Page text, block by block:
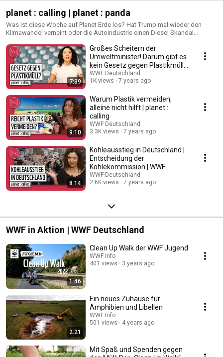
planet : calling | planet : panda
Was ist diese Woche auf Planet Erde los? Hat Trump mal wieder den
Klimawandel verneint oder die Autoindustrie einen Diesel Skandal
gewildert?
7:39
Großes Scheitern der
Umweltminister! Darum gibt es
kein Gesetz gegen Plastikmüll
in den Meeren
WWF Deutschland
1K views
7 years ago
9:10
Warum Plastik vermeiden,
alleine nicht hilft | planet :
calling
WWF Deutschland
3.3K views
7 years ago
8:14
Kohleausstieg in Deutschland |
Entscheidung der
Kohlekommission | WWF
Deutschland
WWF Deutschland
2.6K views
7 years ago
WWF in Aktion | WWF Deutschland
1:46
Clean Up Walk der WWF Jugend
WWF Info
401 views
3 years ago
2:21
Ein neues Zuhause für
Amphibien und Libellen
WWF Info
501 views
4 years ago
Mit Spaß und Spenden gegen